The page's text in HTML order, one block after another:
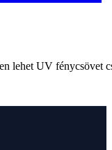
lehet UV fénycsövet